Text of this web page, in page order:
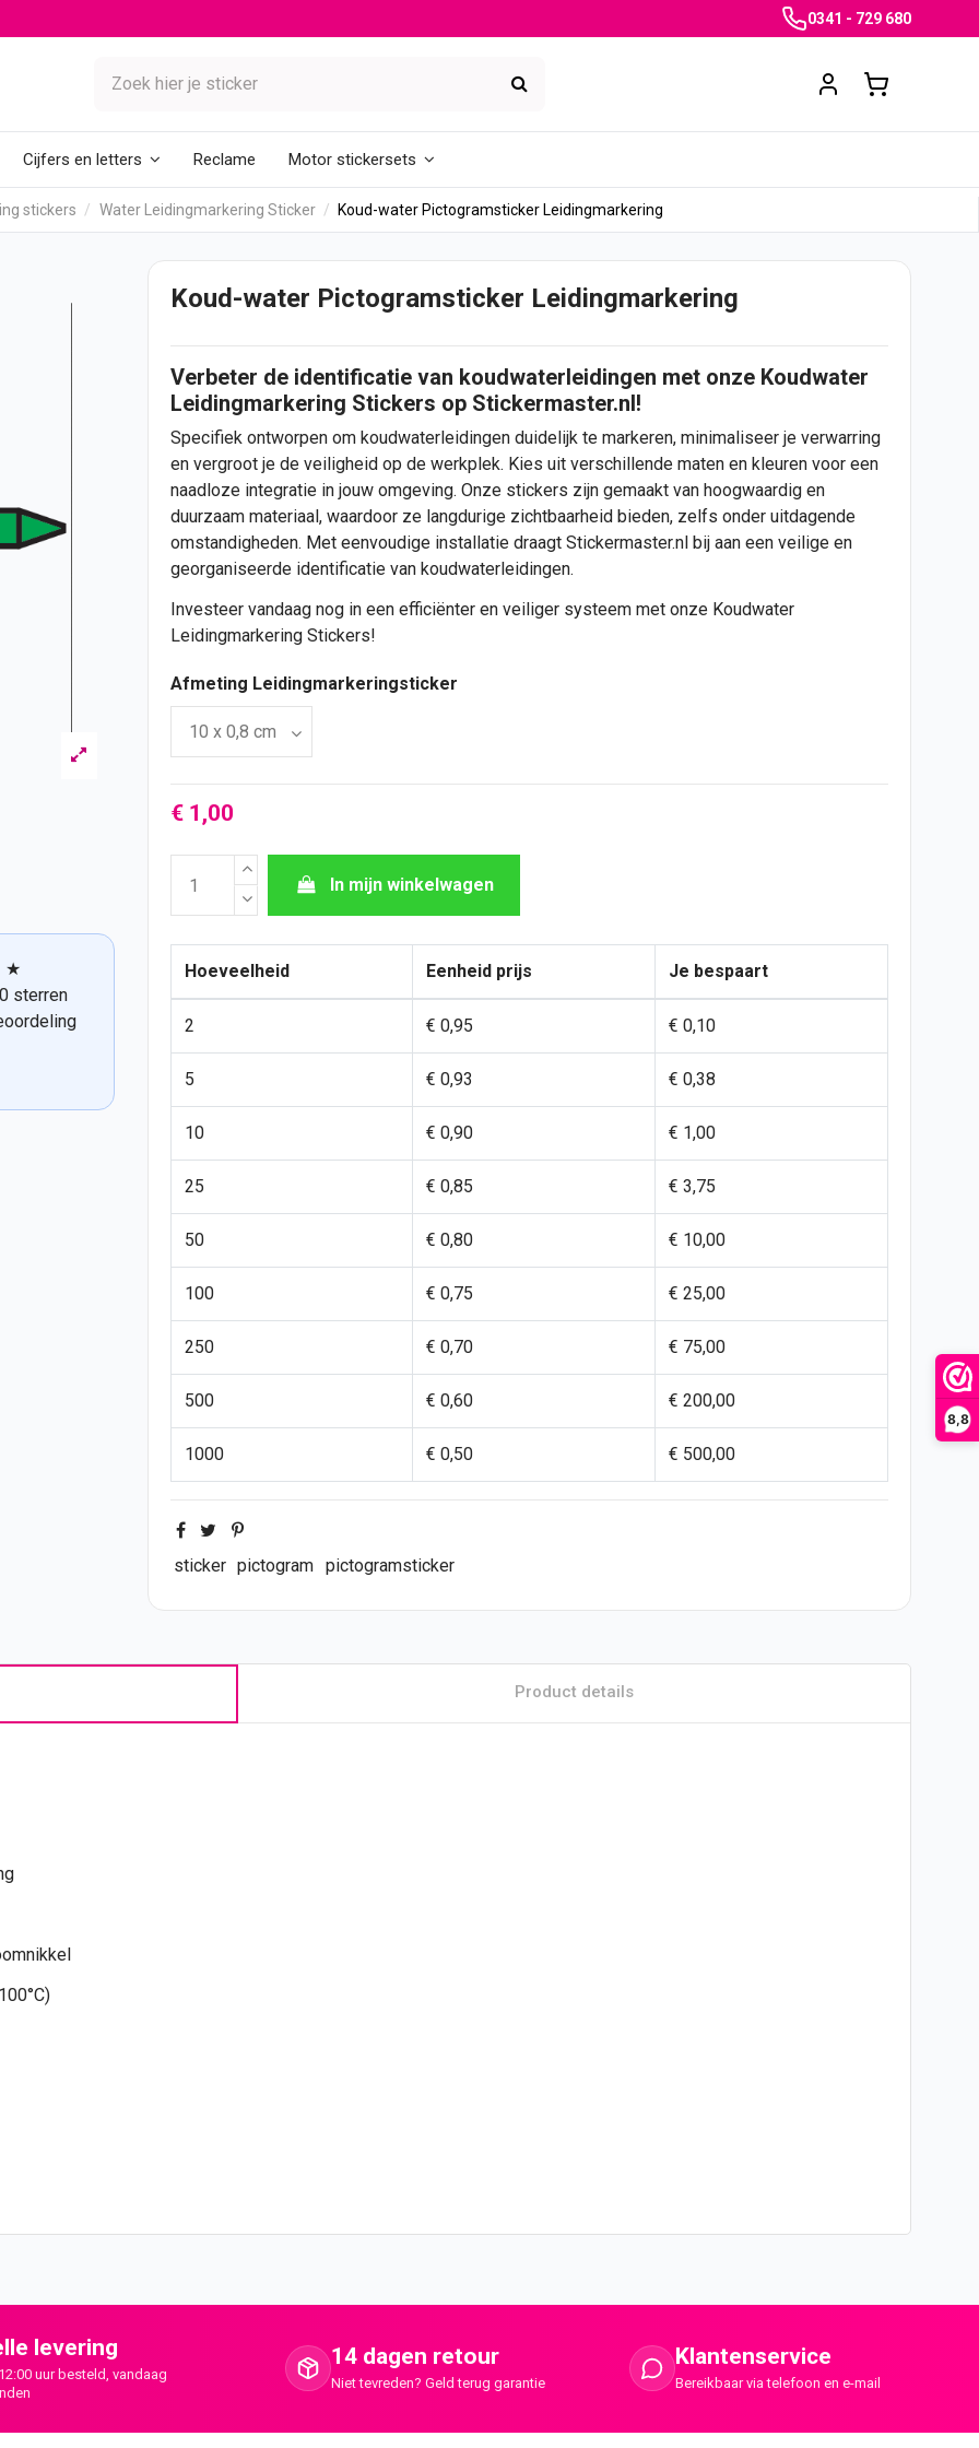
8,8
0341 - 729 680
Cijfers en letters Reclame Motor stickersets
stickers Water Leidingmarkering Sticker Koud-water Pictogramsticker Leidingmarkering
★
sterren
Koud-water Pictogramsticker Leidingmarkering
Verbeter de identificatie van koudwaterleidingen met onze Koudwater
Leidingmarkering Stickers op Stickermaster.nl!
Specifiek ontworpen om koudwaterleidingen duidelijk te markeren, minimaliseer je verwarring
en vergroot je de veiligheid op de werkplek. Kies uit verschillende maten en kleuren voor een
naadloze integratie in jouw omgeving. Onze stickers zijn gemaakt van hoogwaardig en
duurzaam materiaal, waardoor ze langdurige zichtbaarheid bieden, zelfs onder uitdagende
omstandigheden. Met eenvoudige installatie draagt Stickermaster.nl bij aan een veilige en
georganiseerde identificatie van koudwaterleidingen.
Investeer vandaag nog in een efficiënter en veiliger systeem met onze Koudwater
Leidingmarkering Stickers!
Afmeting Leidingmarkeringsticker
€ 1,00
In mijn winkelwagen
Hoeveelheid Eenheid prijs Je bespaart
2 € 0,95 € 0,10
5 € 0,93 € 0,38
10 € 0,90 € 1,00
25 € 0,85 € 3,75
50 € 0,80 € 10,00
100 € 0,75 € 25,00
250 € 0,70 € 75,00
500 € 0,60 € 200,00
1000 € 0,50 € 500,00
sticker pictogram pictogramsticker
Product details
levering
uur besteld, vandaag
14 dagen retour
Niet tevreden? Geld terug garantie
Klantenservice
Bereikbaar via telefoon en e-mail